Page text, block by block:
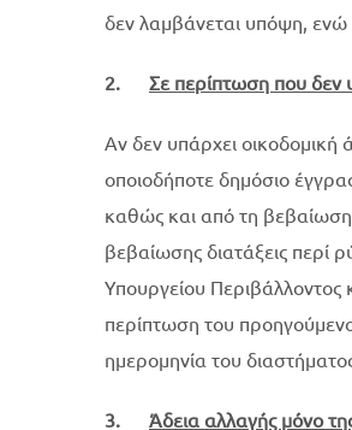
δεν λαμβάνεται υπόψη, ενώ
2. Σε περίπτωση που δεν
Αν δεν υπάρχει οικοδομική
οποιοδήποτε δημόσιο
καθώς και από τη βεβαίωση
βεβαίωσης διατάξεις περί
Υπουργείου Περιβάλλοντος
περίπτωση του
ημερομηνία του
3. Άδεια αλλαγής μόνο